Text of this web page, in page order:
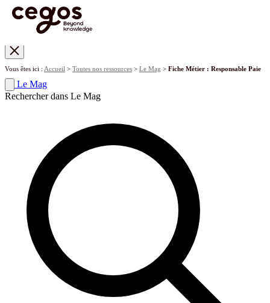
Vous êtes ici : Accueil > Toutes nos ressources > Le Mag > Fiche Métier : Responsable Paie
Le Mag
Rechercher dans Le Mag